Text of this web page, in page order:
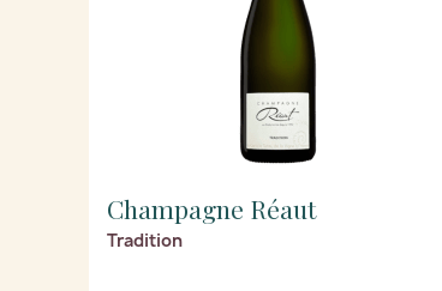
Champagne Réaut
Tradition